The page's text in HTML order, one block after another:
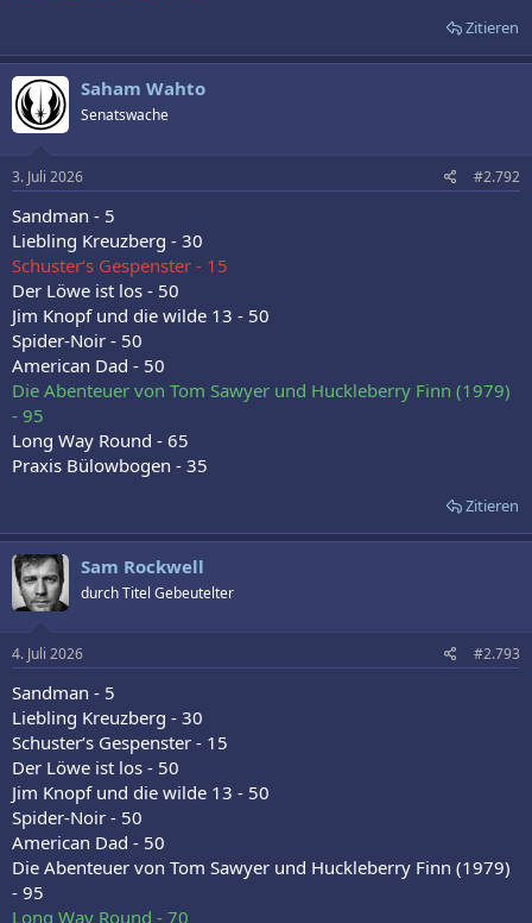
Zitieren
Saham Wahto
Senatswache
3. Juli 2026 #2.792
Sandman - 5
Liebling Kreuzberg - 30
Schuster‘s Gespenster - 15
Der Löwe ist los - 50
Jim Knopf und die wilde 13 - 50
Spider-Noir - 50
American Dad - 50
Die Abenteuer von Tom Sawyer und Huckleberry Finn (1979)
- 95
Long Way Round - 65
Praxis Bülowbogen - 35
Zitieren
Sam Rockwell
durch Titel Gebeutelter
4. Juli 2026 #2.793
Sandman - 5
Liebling Kreuzberg - 30
Schuster‘s Gespenster - 15
Der Löwe ist los - 50
Jim Knopf und die wilde 13 - 50
Spider-Noir - 50
American Dad - 50
Die Abenteuer von Tom Sawyer und Huckleberry Finn (1979)
- 95
Long Way Round - 70